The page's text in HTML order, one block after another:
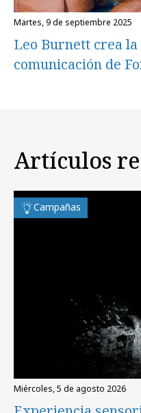
martes, 9 de septiembre 2025
Leo Burnett crea
comunicación de
Artículos
Campañas
miércoles, 5 de agosto 2026